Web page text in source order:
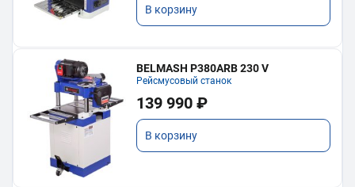
В корзину
BELMASH P380ARB 230 V
Рейсмусовый станок
139 990 ₽
В корзину